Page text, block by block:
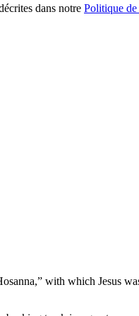
dans notre Politique
with which Jesus